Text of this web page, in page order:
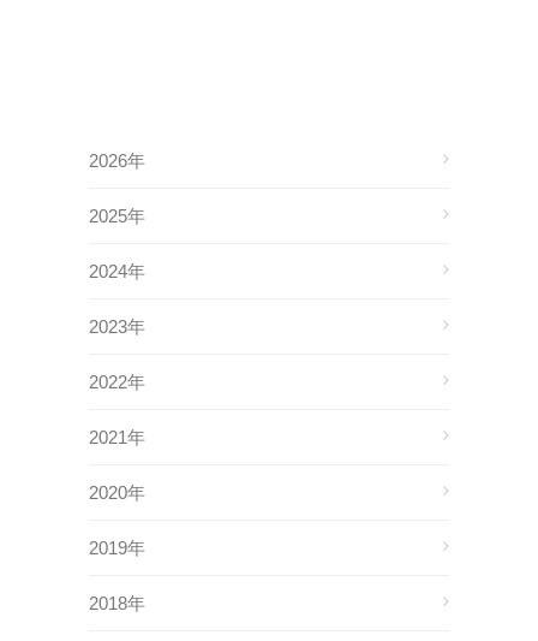
2026年
2025年
2024年
2023年
2022年
2021年
2020年
2019年
2018年